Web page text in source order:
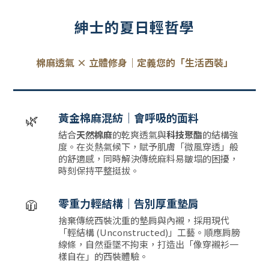
紳士的夏日輕哲學
棉麻透氣 × 立體修身｜定義您的「生活西裝」
🌿 黃金棉麻混紡｜會呼吸的面料
結合天然棉麻的乾爽透氣與科技聚酯的結構強
度。在炎熱氣候下，賦予肌膚「微風穿透」般
的舒適感，同時解決傳統麻料易皺塌的困擾，
時刻保持平整挺拔。
🧥 零重力輕結構｜告別厚重墊肩
捨棄傳統西裝沈重的墊肩與內襯，採用現代
「輕結構 (Unconstructed)」工藝。順應肩膀
線條，自然垂墜不拘束，打造出「像穿襯衫一
樣自在」的西裝體驗。